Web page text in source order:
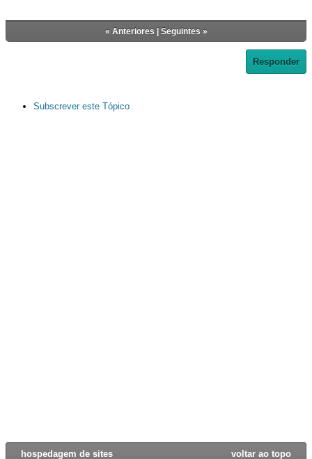
« Anteriores Seguintes »
Responder
Subscrever este Tópico
voltar ao topo
hospedagem de sites